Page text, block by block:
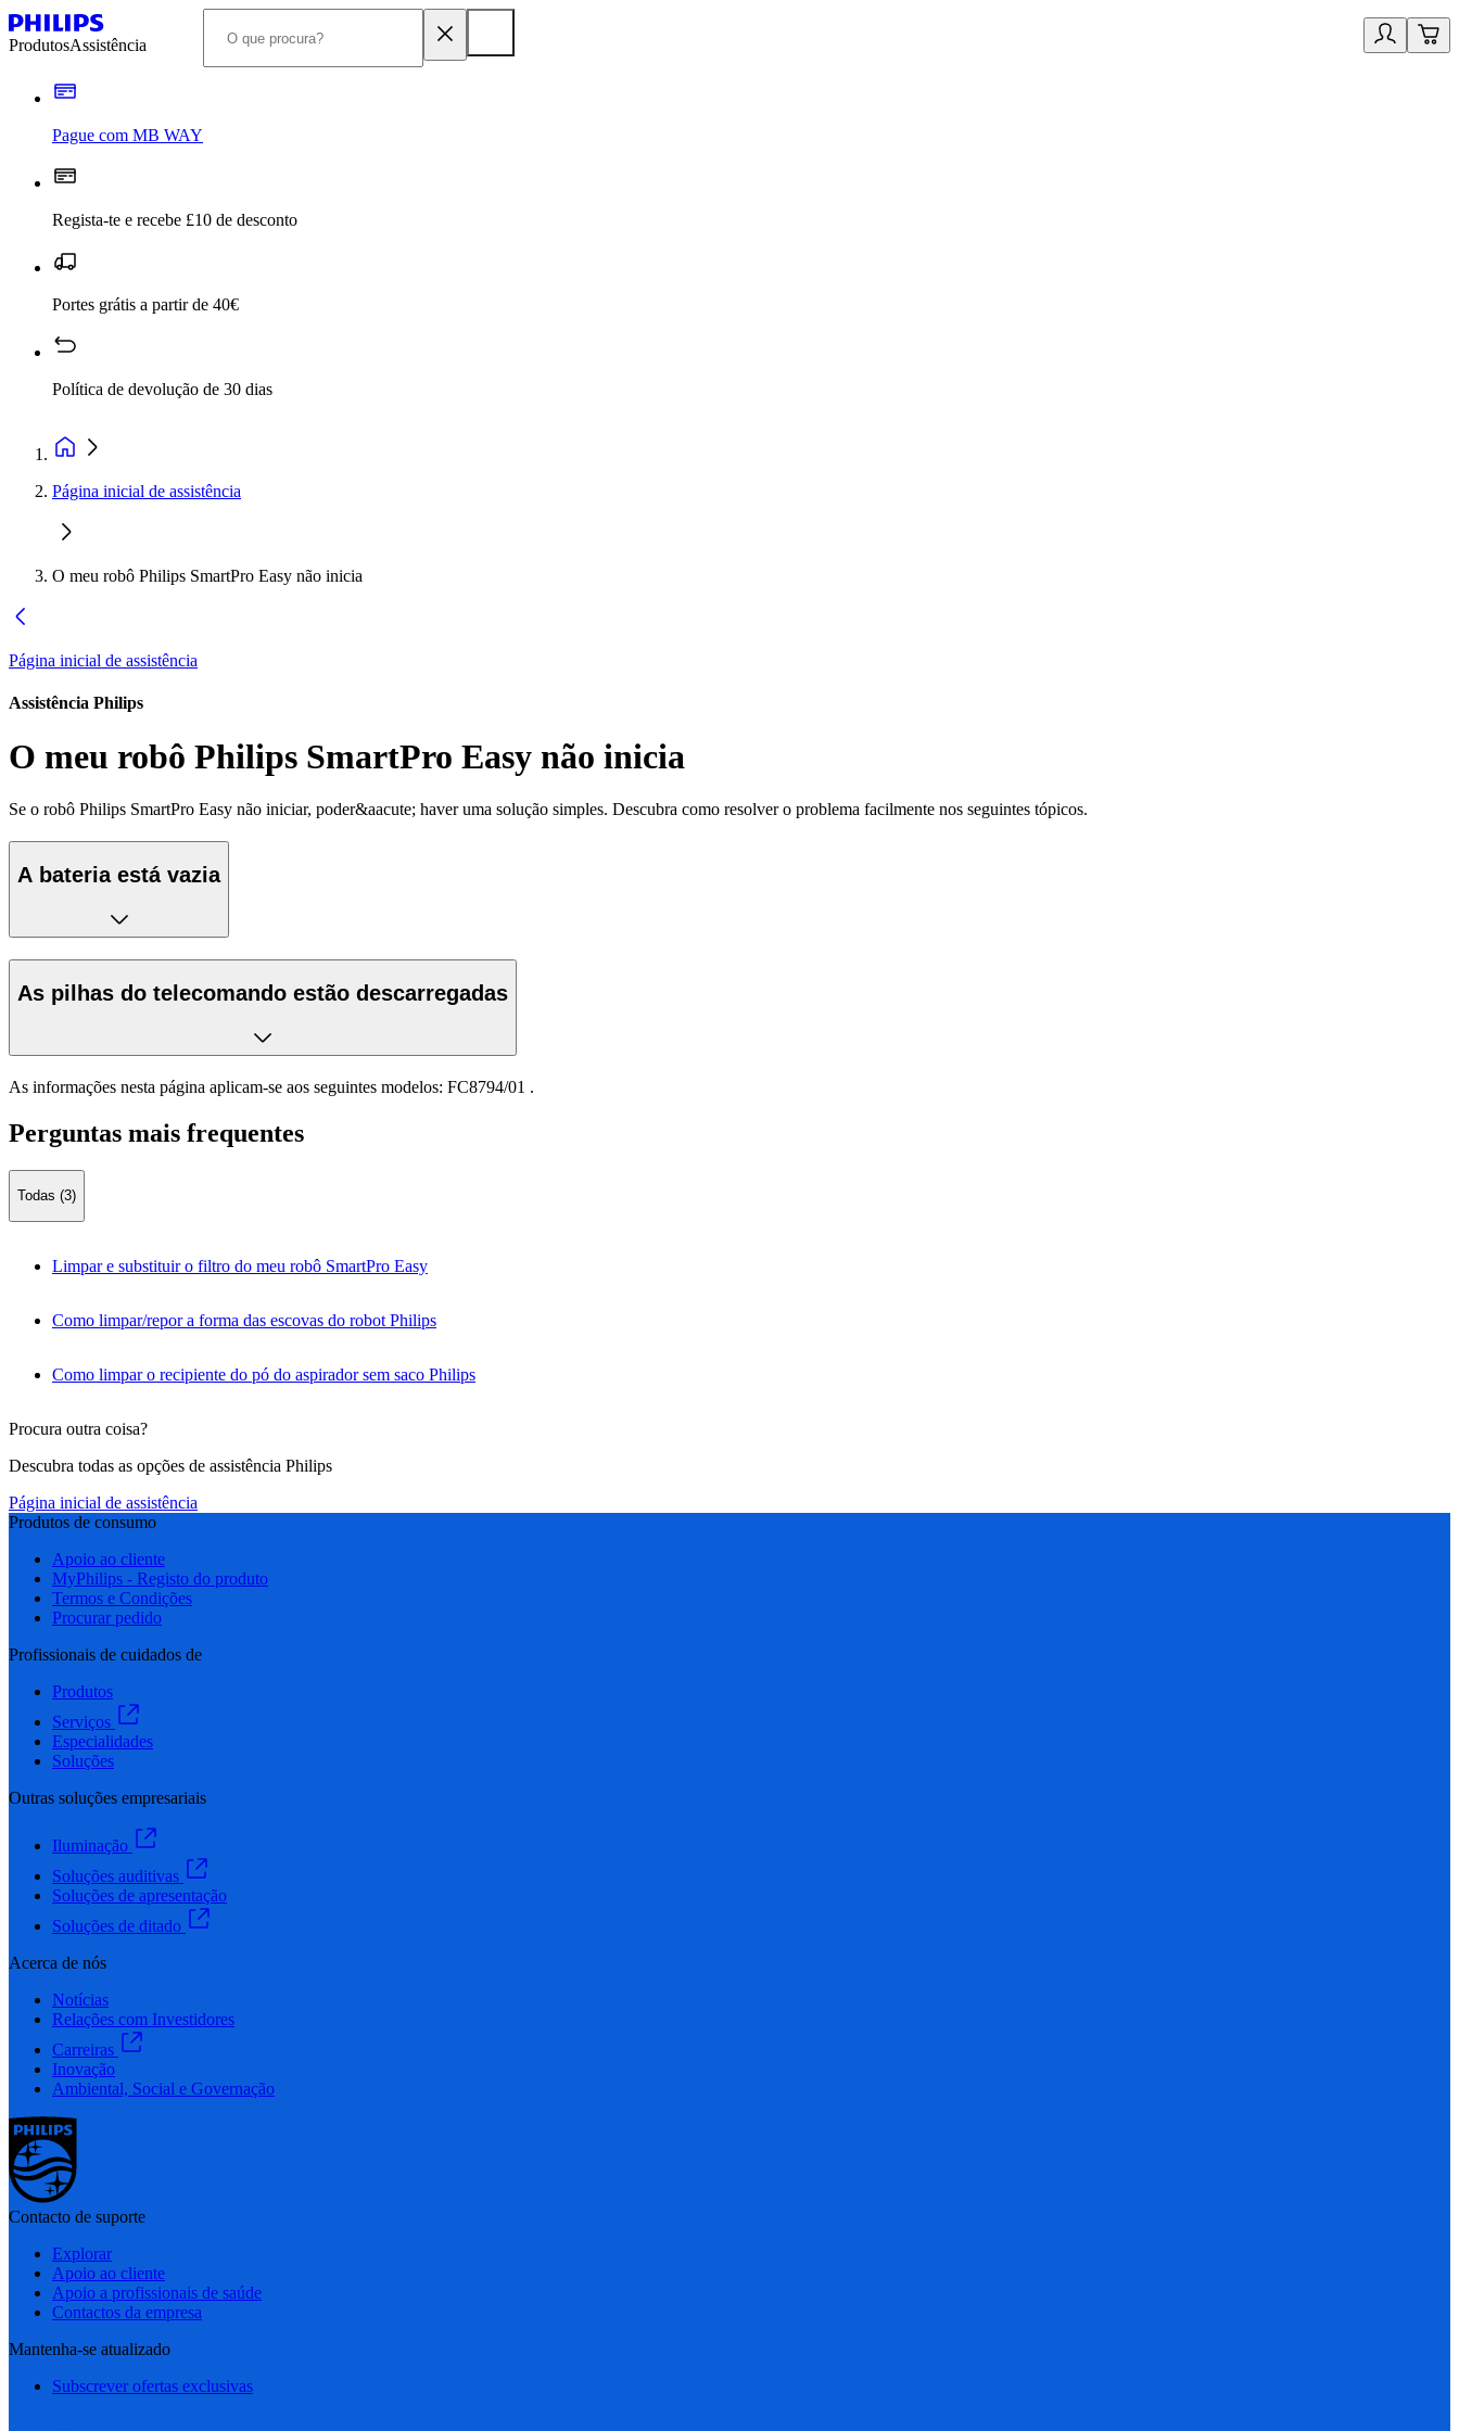
ProdutosAssistência
Pague com MB WAY
Regista-te e recebe £10 de desconto
Portes grátis a partir de 40€
Política de devolução de 30 dias
Página inicial de assistência
O meu robô Philips SmartPro Easy não inicia
Página inicial de assistência
Assistência Philips
O meu robô Philips SmartPro Easy não inicia
Se o robô Philips SmartPro Easy não iniciar, poder&aacute; haver uma solução simples. Descubra como resolver o problema facilmente nos seguintes tópicos.
A bateria está vazia
As pilhas do telecomando estão descarregadas
As informações nesta página aplicam-se aos seguintes modelos: FC8794/01 .
Perguntas mais frequentes
Todas (3)
Limpar e substituir o filtro do meu robô SmartPro Easy
Como limpar/repor a forma das escovas do robot Philips
Como limpar o recipiente do pó do aspirador sem saco Philips
Procura outra coisa?
Descubra todas as opções de assistência Philips
Página inicial de assistência
Produtos de consumo
Apoio ao cliente
MyPhilips - Registo do produto
Termos e Condições
Procurar pedido
Profissionais de cuidados de
Produtos
Serviços
Especialidades
Soluções
Outras soluções empresariais
Iluminação
Soluções auditivas
Soluções de apresentação
Soluções de ditado
Acerca de nós
Notícias
Relações com Investidores
Carreiras
Inovação
Ambiental, Social e Governação
Contacto de suporte
Explorar
Apoio ao cliente
Apoio a profissionais de saúde
Contactos da empresa
Mantenha-se atualizado
Subscrever ofertas exclusivas